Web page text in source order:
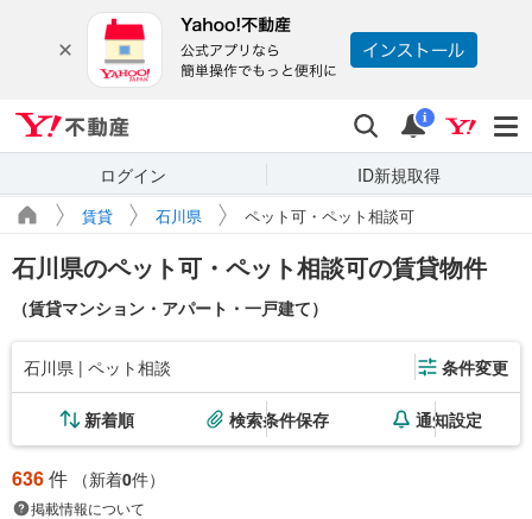
検索 通知
i
ログイン ID新規取得
賃貸 石川県 ペット可・ペット相談可
石川県のペット可・ペット相談可の賃貸物件
（賃貸マンション・アパート・一戸建て）
石川県 | ペット相談 条件変更
新着順 検索条件保存 通知設定
636件 （新着0件）
掲載情報について